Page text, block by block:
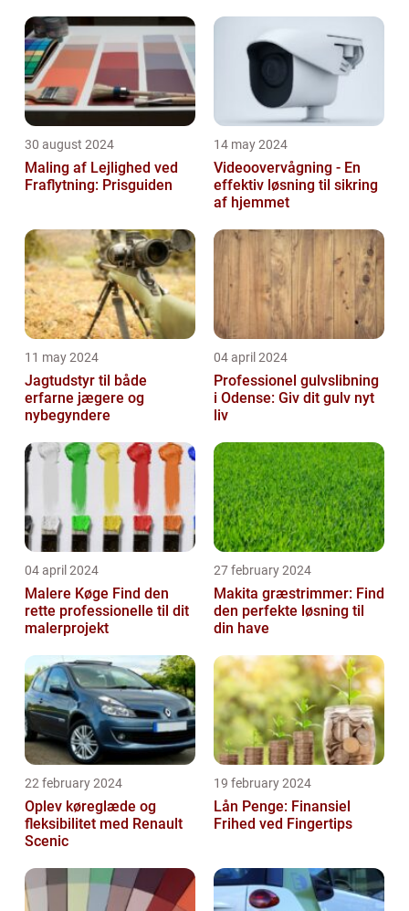
30 august 2024
Maling af Lejlighed ved
Fraflytning: Prisguiden
14 may 2024
Videoovervågning - En
effektiv løsning til sikring
af hjemmet
11 may 2024
Jagtudstyr til både
erfarne jægere og
nybegyndere
04 april 2024
Professionel gulvslibning
i Odense: Giv dit gulv nyt
liv
04 april 2024
Malere Køge Find den
rette professionelle til dit
malerprojekt
27 february 2024
Makita græstrimmer: Find
den perfekte løsning til
din have
22 february 2024
Oplev køreglæde og
fleksibilitet med Renault
Scenic
19 february 2024
Lån Penge: Finansiel
Frihed ved Fingertips